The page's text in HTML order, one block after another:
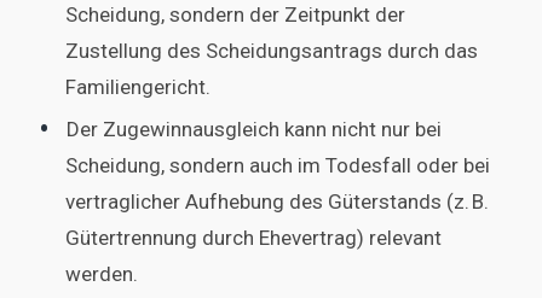
Scheidung, sondern der Zeitpunkt der
Zustellung des Scheidungsantrags durch das
Familiengericht.
Der Zugewinnausgleich kann nicht nur bei
Scheidung, sondern auch im Todesfall oder bei
vertraglicher Aufhebung des Güterstands (z. B.
Gütertrennung durch Ehevertrag) relevant
werden.